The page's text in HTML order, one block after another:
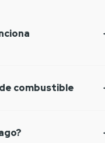
combustible